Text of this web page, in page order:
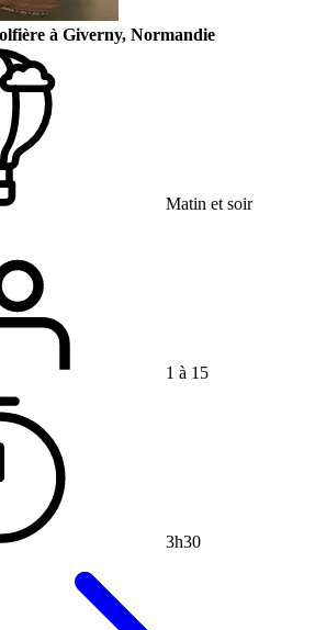
à Giverny, Normandie
Matin et soir
1 à 15
3h30